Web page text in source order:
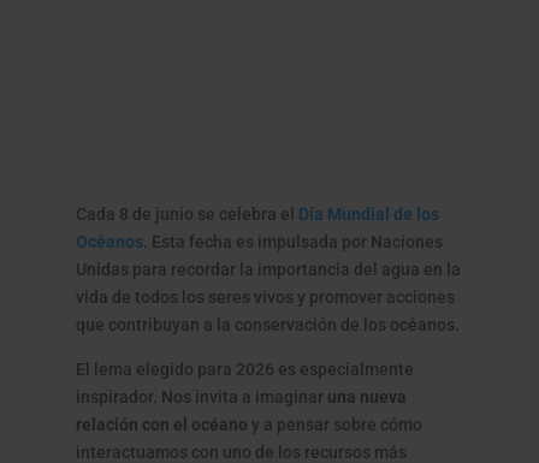
Cada 8 de junio se celebra el Día Mundial de los
Océanos. Esta fecha es impulsada por Naciones
Unidas para recordar la importancia del agua en la
vida de todos los seres vivos y promover acciones
que contribuyan a la conservación de los océanos.
El lema elegido para 2026 es especialmente
inspirador. Nos invita a imaginar una nueva
relación con el océano y a pensar sobre cómo
interactuamos con uno de los recursos más